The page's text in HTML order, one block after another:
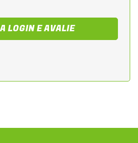
motociclistas que utilizam
e naked. Recomendado
diarios, passeios e
LOGIN E AVALIE